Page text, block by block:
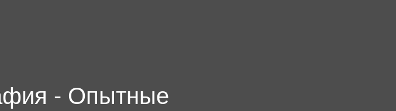
- Опытные